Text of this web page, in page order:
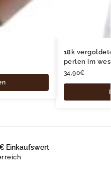
18k
perlen im
34,90€
Einkaufswert